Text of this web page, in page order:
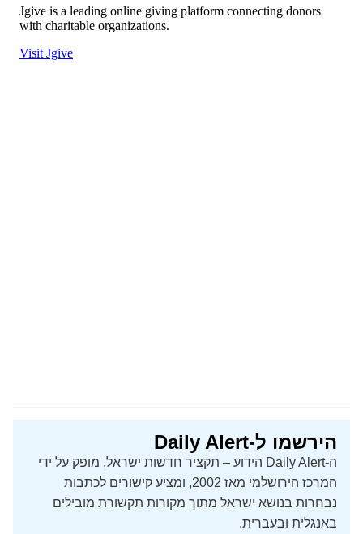
הירשמו ל-Daily Alert
ה-Daily Alert הידוע – תקציר חדשות ישראל, מופק על ידי
המרכז הירושלמי מאז 2002, ומציע קישורים לכתבות
נבחרות בנושא ישראל מתוך מקורות תקשורת מובילים
באנגלית ובעברית.